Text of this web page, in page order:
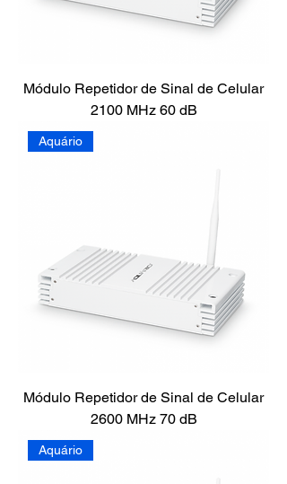
Módulo Repetidor de Sinal de Celular
2100 MHz 60 dB
Aquário
Módulo Repetidor de Sinal de Celular
2600 MHz 70 dB
Aquário